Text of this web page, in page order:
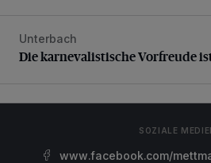
Die karnevalistische Vorfreude ist
Unterbach
Die karnevalistische Vorfreude
SOZIALE
www.facebook.com/